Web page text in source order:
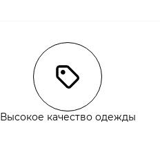
Высокое качество одежды